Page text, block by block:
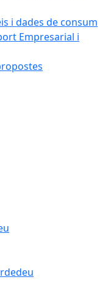
i dades de consum
Empresarial i